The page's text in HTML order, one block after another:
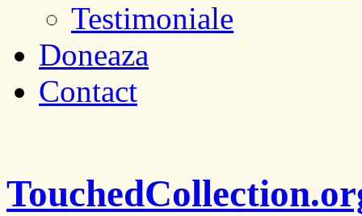
Testimoniale
Doneaza
Contact